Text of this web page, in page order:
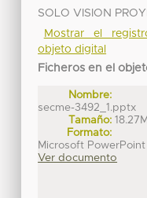
SOLO VISION
Mostrar el
objeto digital
Ficheros en el
Nombre:
secme-3492_1.pptx
Tamaño:
Formato:
Microsoft
Ver documento